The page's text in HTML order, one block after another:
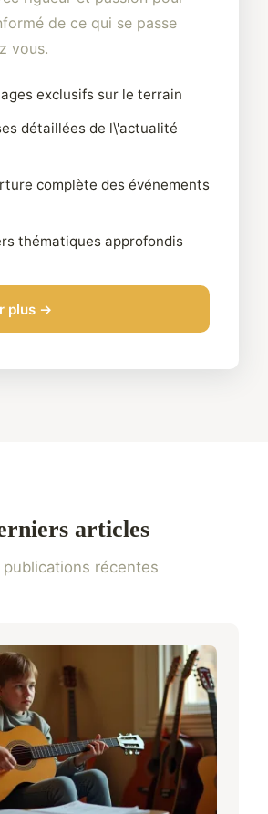
de ce qui se passe
vous.
exclusifs sur le terrain
détaillées de l\'actualité
complète des événements
thématiques approfondis
plus →
articles
publications récentes